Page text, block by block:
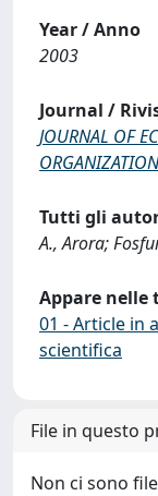
Year / Anno
2003
Journal /
JOURNAL OF
ORGANIZATION
Tutti gli
A., Arora;
Appare nelle
01 - Article in
scientifica
File in questo
Non ci sono